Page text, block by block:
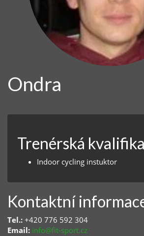
Ondra
Trenérská
Indoor cycling instuktor
Kontaktní
Tel.: +420 776 592 304
Email: info@fit-sport.cz